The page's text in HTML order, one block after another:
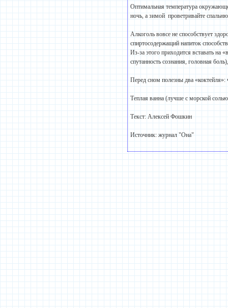
Оптимальная температура
ночь, а зимой проветривайте
Алкоголь вовсе не способствует
спиртосодержащий напиток
Из-за этого приходится вставать на
спутанность сознания, головная
Перед сном полезны два
Теплая ванна (лучше с морской
Текст: Алексей Фошкин
Источник: журнал "Она"